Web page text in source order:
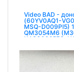
Video BAD -
(60YV0AQ1-
MSQ-D009PI5)
QM3054M6
K4G80325FC-